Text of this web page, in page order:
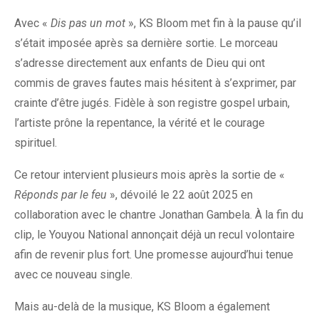
Avec « Dis pas un mot », KS Bloom met fin à la pause qu’il
s’était imposée après sa dernière sortie. Le morceau
s’adresse directement aux enfants de Dieu qui ont
commis de graves fautes mais hésitent à s’exprimer, par
crainte d’être jugés. Fidèle à son registre gospel urbain,
l’artiste prône la repentance, la vérité et le courage
spirituel.
Ce retour intervient plusieurs mois après la sortie de «
Réponds par le feu », dévoilé le 22 août 2025 en
collaboration avec le chantre Jonathan Gambela. À la fin du
clip, le Youyou National annonçait déjà un recul volontaire
afin de revenir plus fort. Une promesse aujourd’hui tenue
avec ce nouveau single.
Mais au-delà de la musique, KS Bloom a également